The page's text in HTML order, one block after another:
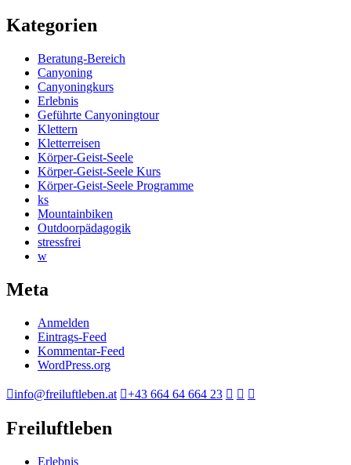
Kategorien
Beratung-Bereich
Canyoning
Canyoningkurs
Erlebnis
Geführte Canyoningtour
Klettern
Kletterreisen
Körper-Geist-Seele
Körper-Geist-Seele Kurs
Körper-Geist-Seele Programme
ks
Mountainbiken
Outdoorpädagogik
stressfrei
w
Meta
Anmelden
Eintrags-Feed
Kommentar-Feed
WordPress.org
info@freiluftleben.at +43 664 64 664 23
Freiluftleben
Erlebnis